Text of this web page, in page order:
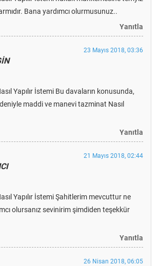
Bana yardımcı olurmusunuz..
Yanıtla
23 Mayıs 2018, 03:36
Yapılır İstemi Bu davaların konusunda,
maddi ve manevi tazminat Nasıl
Yanıtla
21 Mayıs 2018, 02:44
Yapılır İstemi Şahitlerim mevcuttur ne
olursanız sevinirim şimdiden teşekkür
Yanıtla
26 Nisan 2018, 06:05